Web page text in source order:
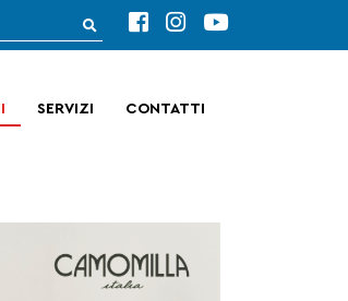
SERVIZI CONTATTI